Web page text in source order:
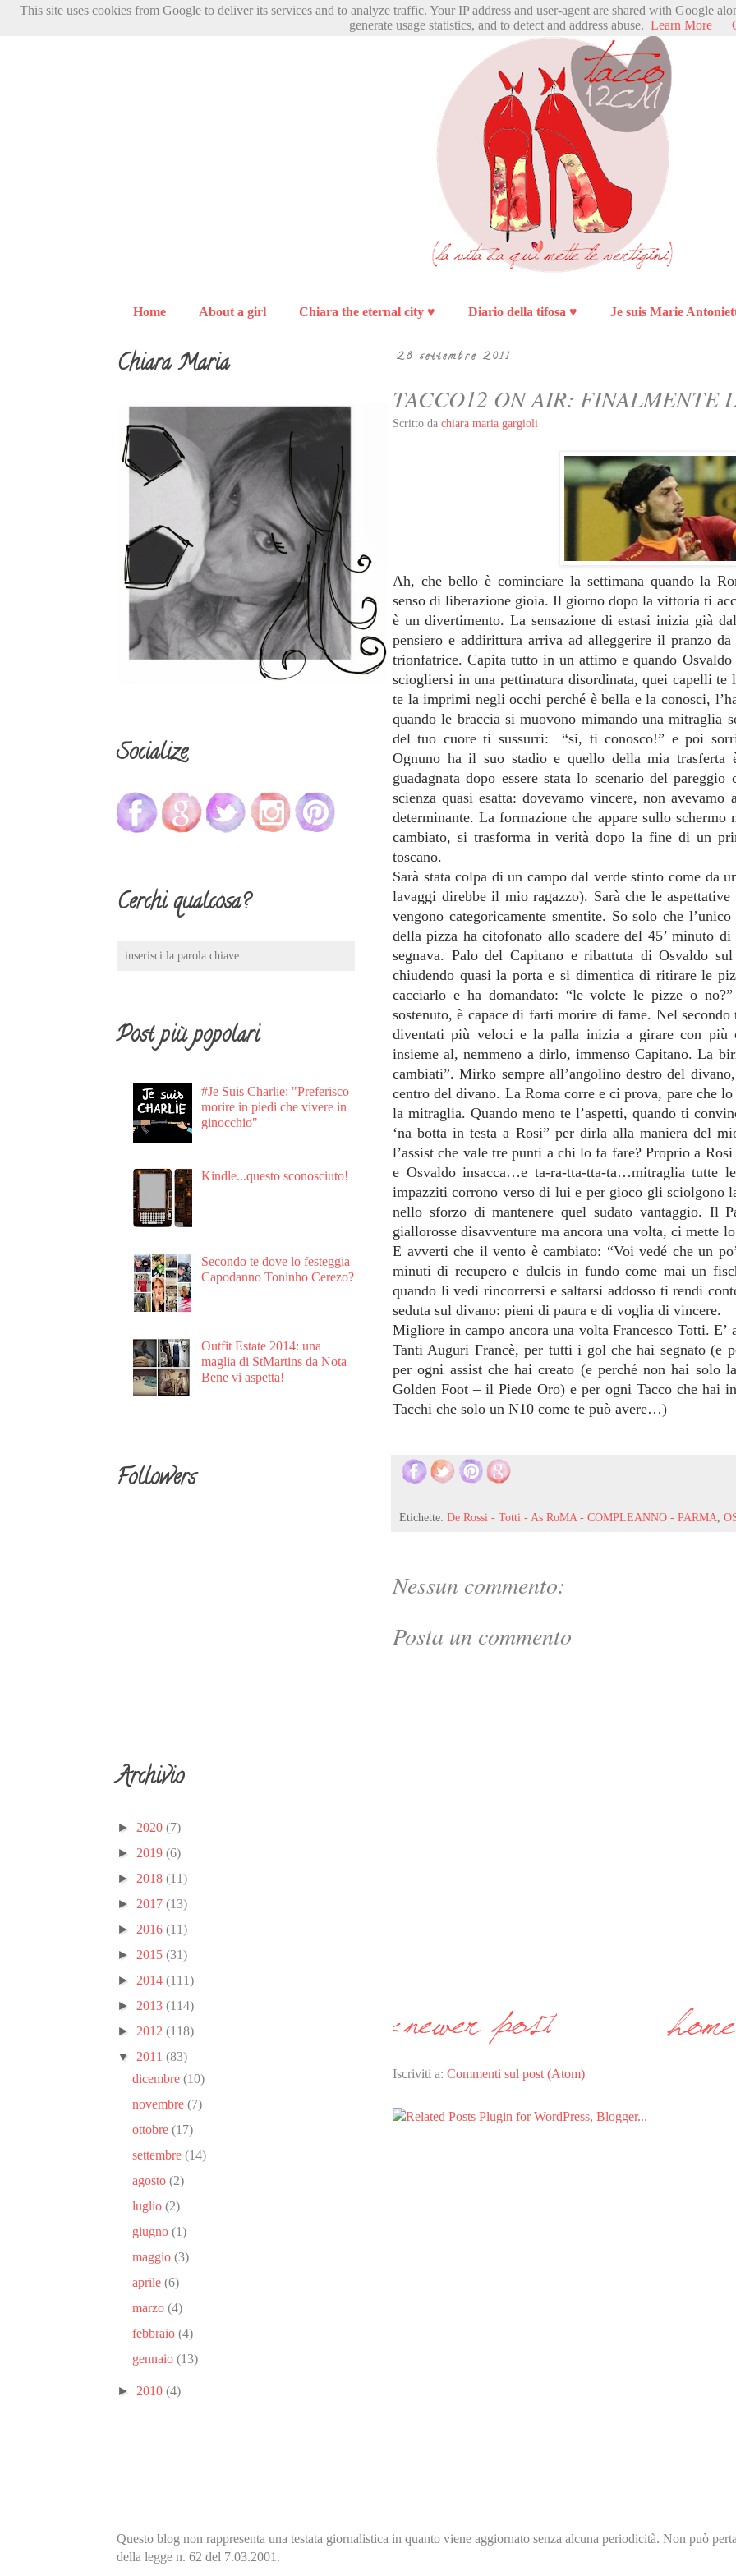
Home About a girl Chiara the eternal city ♥ Diario della tifosa ♥ Je suis Marie
28 settembre 2011
TACCO12 ON AIR: FINALMENTE
Scritto da chiara maria gargioli
Ah, che bello è cominciare la settimana quandola
senso di liberazione gioia. Il giorno dopo la vittoria ti
è un divertimento. La sensazione di estasi inizia già
pensiero e addirittura arriva ad alleggerire il pranzo
trionfatrice. Capita tutto in un attimo e quando
sciogliersi in una pettinatura disordinata, quei capelli te
te la imprimi negli occhi perché è bella e la conosci,
quando le braccia si muovono mimando una
del tuo cuore ti sussurri: “si, ti conosco!” e poi
Ognuno ha il suo stadio e quello della mia
guadagnata dopo essere stata lo scenario del
scienza quasi esatta: dovevamo vincere, non avevamo
determinante. La formazione che appare sullo
cambiato, si trasforma in verità dopo la fine di un
toscano.
Sarà stata colpa di un campo dal verde stinto come da
lavaggi direbbe il mio ragazzo). Sarà che le
vengono categoricamente smentite. So solo che
della pizza ha citofonato allo scadere del 45’minuto di
segnava. Palo del Capitano e ribattuta di Osvaldo
chiudendo quasi la porta e si dimentica di ritirare le
cacciarlo e ha domandato: “le volete le pizze o
sostenuto, è capace di farti morire di fame. Nel
diventati più veloci e la palla inizia a girare con più
insieme al, nemmeno a dirlo, immenso Capitano. La
cambiati”. Mirko sempre all’angolino destro del
centro del divano. La Roma corre e ci prova, pare che
la mitraglia. Quando meno te l’aspetti, quando ti
‘na botta in testa a Rosi” per dirla alla maniera del
l’assist che vale tre punti a chi lo fa fare? Proprio a
e Osvaldo insacca…e ta-ra-tta-tta-ta…mitraglia tutte
impazziti corrono verso di lui e per gioco gli sciolgono
nello sforzo di mantenere quel sudato vantaggio. Il
giallorosse disavventure ma ancora una volta, ci mette
E avverti che il vento è cambiato: “Voi vedé che un
minuti di recupero e dulcis in fundo come mai un
quando li vedi rincorrersi e saltarsi addosso ti rendi
seduta sul divano: pieni di paura e di voglia di vincere.
Migliore in campo ancora una volta Francesco Totti.
Tanti Auguri Francè, per tutti i gol che hai segnato (e
per ogni assist che hai creato (e perché non hai solo
Golden Foot – il Piede Oro) e per ogni Tacco che hai
Tacchi che solo un N10 come te può avere…)
Etichette: De Rossi - Totti - As RoMA - COMPLEANNO - PARMA
Nessun commento:
Posta un commento
Iscriviti a: Commenti sul post (Atom)
Chiara Maria
Socialize
Cerchi qualcosa?
Post più popolari
#Je Suis Charlie: "Preferisco
morire in piedi che vivere in
ginocchio"
Kindle...questo sconosciuto!
Secondo te dove lo festeggia
Capodanno Toninho Cerezo?
Outfit Estate 2014: una
maglia di StMartins da Nota
Bene vi aspetta!
Followers
Archivio
► 2020 (7)
► 2019 (6)
► 2018 (11)
► 2017 (13)
► 2016 (11)
► 2015 (31)
► 2014 (111)
► 2013 (114)
► 2012 (118)
▼ 2011 (83)
dicembre(10)
novembre(7)
ottobre(17)
settembre(14)
agosto(2)
luglio(2)
giugno(1)
maggio(3)
aprile(6)
marzo(4)
febbraio(4)
gennaio(13)
► 2010 (4)
Questo blog non rappresenta una testata giornalistica in quanto viene aggiornato senza alcuna periodicità. Non può
della legge n. 62 del 7.03.2001.
This site uses cookies from Google to deliver its services and to analyze traffic. Your IP address and user-agent are shared with Google
generate usage statistics, and to detect and address abuse. Learn More